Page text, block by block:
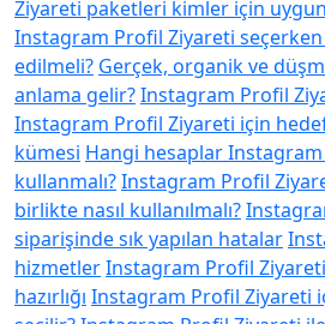
Ziyareti paketleri kimler için
Instagram Profil Ziyareti
edilmeli? Gerçek, organik ve
anlama gelir?Instagram Profil
Instagram Profil Ziyareti için
kümesi Hangi hesaplar
kullanmalı?Instagram Profil
birlikte nasıl kullanılmalı?
siparişinde sık yapılan hatalar
hizmetlerInstagram Profil
hazırlığı Instagram Profil Ziyareti